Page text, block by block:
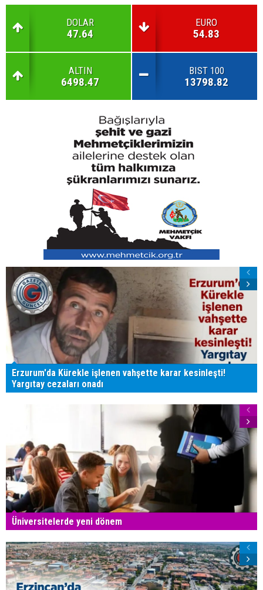
DOLAR
47.64
EURO
54.83
ALTIN
6498.47
BIST 100
13798.82
Erzurum'da Kürekle işlenen vahşette karar kesinleşti!
Yargıtay cezaları onadı
Üniversitelerde yeni dönem